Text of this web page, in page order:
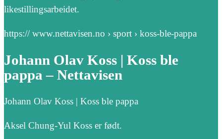
likestillingsarbeidet.
https:// www.nettavisen.no › sport › koss-ble-pappa
Johann Olav Koss | Koss ble
pappa – Nettavisen
Johann Olav Koss | Koss ble pappa
Aksel Chung-Yul Koss er født.